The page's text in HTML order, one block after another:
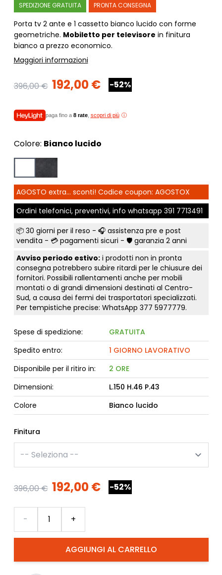
SPEDIZIONE GRATUITA PRONTA CONSEGNA
Porta tv 2 ante e 1 cassetto bianco lucido con forme
geometriche. Mobiletto per televisore in finitura
bianco a prezzo economico.
Maggiori informazioni
396,00 € 192,00 € -52%
paga fino a 8 rate, scopri di più
Colore: Bianco lucido
AGOSTO extra... sconti! Codice coupon: AGOSTOX
Ordini telefonici, preventivi, info whatsapp 391 7713491
📦 30 giorni per il reso - 🎧 assistenza pre e post
vendita - 💳 pagamenti sicuri - 🛡️ garanzia 2 anni
Avviso periodo estivo:i prodotti non in pronta
consegna potrebbero subire ritardi per le chiusure dei
fornitori. Possibili rallentamenti anche per mobili
montati o di grandi dimensioni destinati al Centro-
Sud, a causa dei fermi dei trasportatori specializzati.
Per tempistiche precise: WhatsApp 377 5977779.
Spese di spedizione:
GRATUITA
Spedito entro:
1 GIORNO LAVORATIVO
Disponibile per il ritiro in:
2 ORE
Dimensioni:
L.150 H.46 P.43
Colore
Bianco lucido
Finitura
396,00 € 192,00 € -52%
AGGIUNGI AL CARRELLO
- +